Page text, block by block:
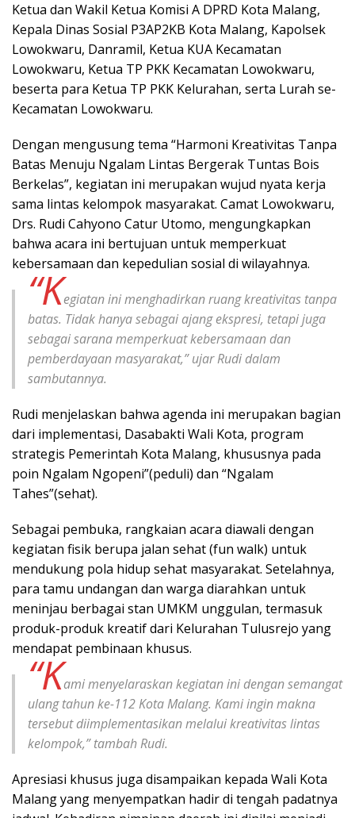
Ketua dan Wakil Ketua Komisi A DPRD Kota Malang,
Kepala Dinas Sosial P3AP2KB Kota Malang, Kapolsek
Lowokwaru, Danramil, Ketua KUA Kecamatan
Lowokwaru, Ketua TP PKK Kecamatan Lowokwaru,
beserta para Ketua TP PKK Kelurahan, serta Lurah se-
Kecamatan Lowokwaru.
Dengan mengusung tema “Harmoni Kreativitas Tanpa
Batas Menuju Ngalam Lintas Bergerak Tuntas Bois
Berkelas”, kegiatan ini merupakan wujud nyata kerja
sama lintas kelompok masyarakat. Camat Lowokwaru,
Drs. Rudi Cahyono Catur Utomo, mengungkapkan
bahwa acara ini bertujuan untuk memperkuat
kebersamaan dan kepedulian sosial di wilayahnya.
“Kegiatan ini menghadirkan ruang kreativitas tanpa
batas. Tidak hanya sebagai ajang ekspresi, tetapi juga
sebagai sarana memperkuat kebersamaan dan
pemberdayaan masyarakat,” ujar Rudi dalam
sambutannya.
Rudi menjelaskan bahwa agenda ini merupakan bagian
dari implementasi, Dasabakti Wali Kota, program
strategis Pemerintah Kota Malang, khususnya pada
poin Ngalam Ngopeni”(peduli) dan “Ngalam
Tahes”(sehat).
Sebagai pembuka, rangkaian acara diawali dengan
kegiatan fisik berupa jalan sehat (fun walk) untuk
mendukung pola hidup sehat masyarakat. Setelahnya,
para tamu undangan dan warga diarahkan untuk
meninjau berbagai stan UMKM unggulan, termasuk
produk-produk kreatif dari Kelurahan Tulusrejo yang
mendapat pembinaan khusus.
“Kami menyelaraskan kegiatan ini dengan semangat
ulang tahun ke-112 Kota Malang. Kami ingin makna
tersebut diimplementasikan melalui kreativitas lintas
kelompok,” tambah Rudi.
Apresiasi khusus juga disampaikan kepada Wali Kota
Malang yang menyempatkan hadir di tengah padatnya